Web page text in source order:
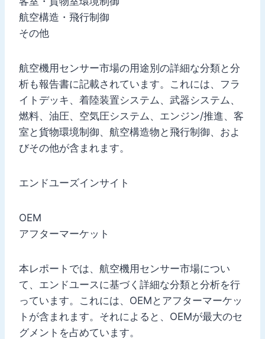
航空構造・飛行制御
その他
航空機用センサー市場の用途別の詳細な分類と分
析も報告書に記載されています。これには、フラ
イトデッキ、着陸装置システム、武器システム、
燃料、油圧、空気圧システム、エンジン/推進、客
室と貨物環境制御、航空構造物と飛行制御、およ
びその他が含まれます。
エンドユーズインサイト
OEM
アフターマーケット
本レポートでは、航空機用センサー市場につい
て、エンドユースに基づく詳細な分類と分析を行
っています。これには、OEMとアフターマーケッ
トが含まれます。それによると、OEMが最大のセ
グメントを占めています。